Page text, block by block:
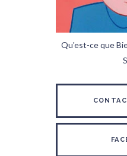
Qu'est-ce que